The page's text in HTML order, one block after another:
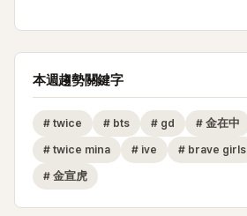
本週趨勢關鍵字
# twice # bts # gd # 金在中
# twice mina # ive # brave girls
# 金宣虎